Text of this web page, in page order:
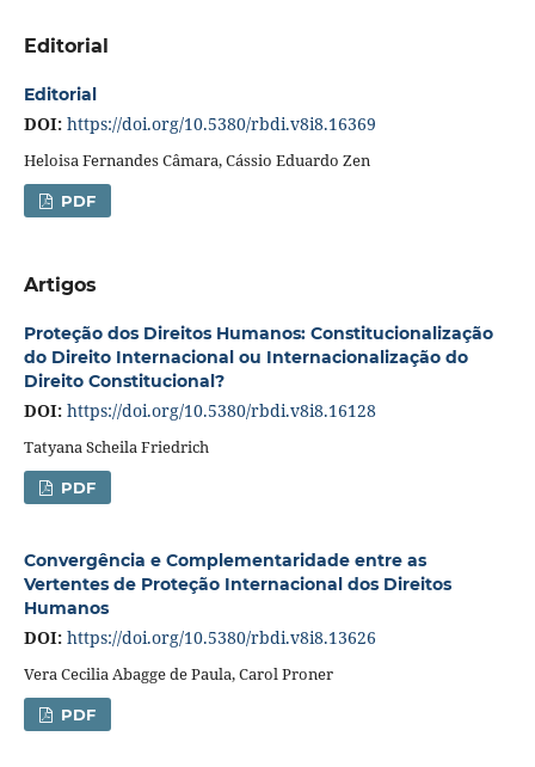
Editorial
Editorial
DOI: https://doi.org/10.5380/rbdi.v8i8.16369
Heloisa Fernandes Câmara, Cássio Eduardo Zen
PDF
Artigos
Proteção dos Direitos Humanos: Constitucionalização
do Direito Internacional ou Internacionalização do
Direito Constitucional?
DOI: https://doi.org/10.5380/rbdi.v8i8.16128
Tatyana Scheila Friedrich
PDF
Convergência e Complementaridade entre as
Vertentes de Proteção Internacional dos Direitos
Humanos
DOI: https://doi.org/10.5380/rbdi.v8i8.13626
Vera Cecilia Abagge de Paula, Carol Proner
PDF